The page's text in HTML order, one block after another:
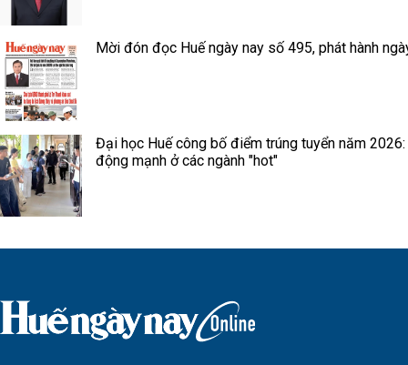
Mời đón đọc Huế ngày nay số 495, phát hành
Đại học Huế công bố điểm trúng tuyển năm 2026:
động mạnh ở các ngành "hot"